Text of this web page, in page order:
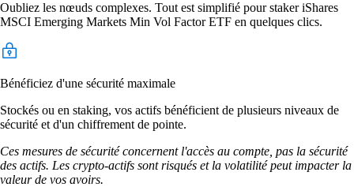
Oubliez les nœuds complexes. Tout est simplifié pour staker iShares
MSCI Emerging Markets Min Vol Factor ETF en quelques clics.
Bénéficiez d'une sécurité maximale
Stockés ou en staking, vos actifs bénéficient de plusieurs niveaux de
sécurité et d'un chiffrement de pointe.
Ces mesures de sécurité concernent l'accès au compte, pas la sécurité
des actifs. Les crypto-actifs sont risqués et la volatilité peut impacter la
valeur de vos avoirs.